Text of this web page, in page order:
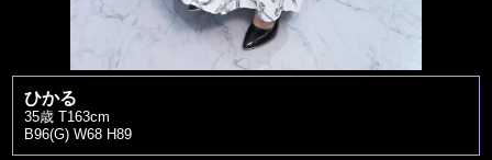
ひかる
35歳 T163cm
B96(G) W68 H89